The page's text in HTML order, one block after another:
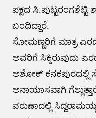
ಪಕ್ಷದ ಸಿ.ಪುಟ್ಟರಂಗಶೆಟ್ಟಿ
ಬಂದಿದ್ದಾರೆ.
ಸೋಮಣ್ಣರಿಗೆ ಮಾತ್ರ
ಅವರಿಗೆ ಸಿಕ್ಕಿರುವುದು
ಅಶೋಕ್ ಕನಕಪುರದಲ್ಲಿ
ಅನಾಯಾಸವಾಗಿ
ವರುಣಾದಲ್ಲಿ